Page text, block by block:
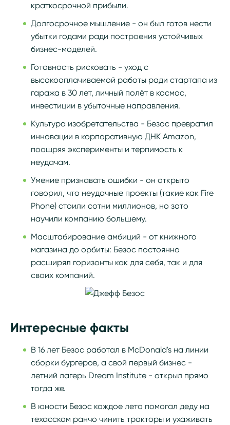
краткосрочной прибыли.
Долгосрочное мышление - он был готов нести
убытки годами ради построения устойчивых
бизнес-моделей.
Готовность рисковать - уход с
высокооплачиваемой работы ради стартапа из
гаража в 30 лет, личный полёт в космос,
инвестиции в убыточные направления.
Культура изобретательства - Безос превратил
инновации в корпоративную ДНК Amazon,
поощряя эксперименты и терпимость к
неудачам.
Умение признавать ошибки - он открыто
говорил, что неудачные проекты (такие как Fire
Phone) стоили сотни миллионов, но зато
научили компанию большему.
Масштабирование амбиций - от книжного
магазина до орбиты: Безос постоянно
расширял горизонты как для себя, так и для
своих компаний.
Интересные факты
В 16 лет Безос работал в McDonald's на линии
сборки бургеров, а свой первый бизнес -
летний лагерь Dream Institute - открыл прямо
тогда же.
В юности Безос каждое лето помогал деду на
техасском ранчо чинить тракторы и ухаживать